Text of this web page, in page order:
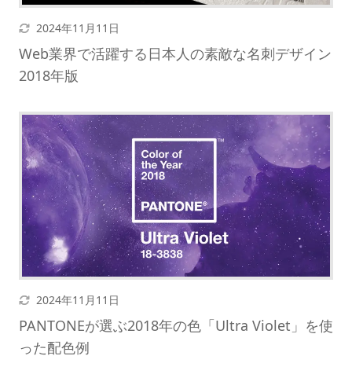
更新日
2024年11月11日
Web業界で活躍する日本人の素敵な名刺デザイン
2018年版
更新日
2024年11月11日
PANTONEが選ぶ2018年の色「Ultra Violet」を使
った配色例